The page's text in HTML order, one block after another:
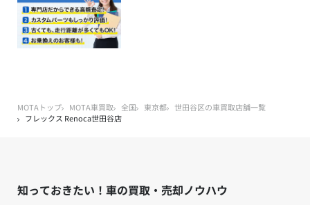
MOTAトップ MOTA車買取 全国 東京都
世田谷区の車買取店舗一覧
フレックス Renoca世田谷店
知っておきたい！車の買取・売却ノウハウ